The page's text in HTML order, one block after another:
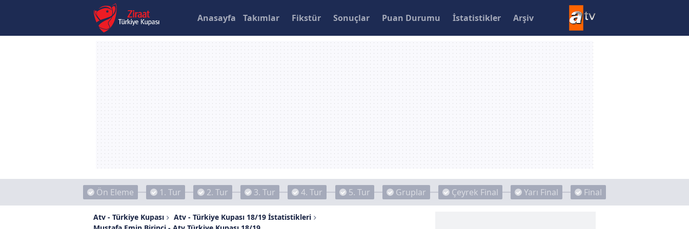
Anasayfa Takımlar Fikstür Sonuçlar Puan Durumu İstatistikler Arşiv
Ön Eleme 1. Tur 2. Tur 3. Tur 4. Tur 5. Tur Gruplar Çeyrek Final Yarı Final Final
Atv - Türkiye Kupası
Atv - Türkiye Kupası 18/19 İstatistikleri